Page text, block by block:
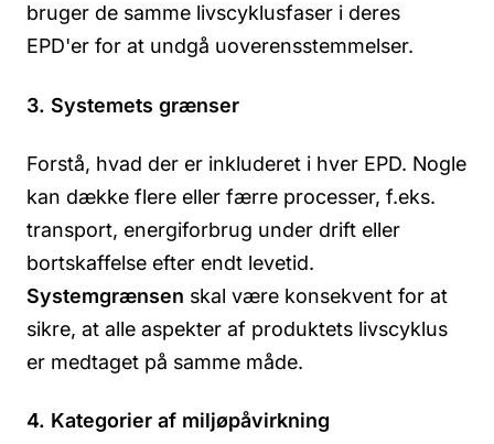
bruger de samme livscyklusfaser i deres
EPD'er for at undgå uoverensstemmelser.
3. Systemets grænser
Forstå, hvad der er inkluderet i hver EPD. Nogle
kan dække flere eller færre processer, f.eks.
transport, energiforbrug under drift eller
bortskaffelse efter endt levetid.
Systemgrænsen skal være konsekvent for at
sikre, at alle aspekter af produktets livscyklus
er medtaget på samme måde.
4. Kategorier af miljøpåvirkning